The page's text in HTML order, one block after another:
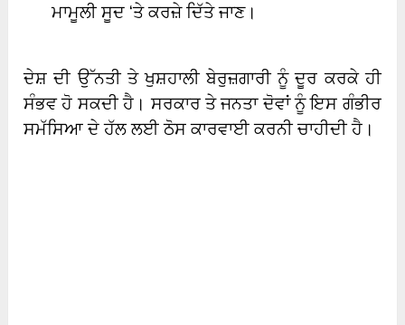
ਮਾਮੂਲੀ ਸੂਦ ‘ਤੇ ਕਰਜ਼ੇ ਦਿੱਤੇ ਜਾਣ।
ਦੇਸ਼ ਦੀ ਉੱਨਤੀ ਤੇ ਖੁਸ਼ਹਾਲੀ ਬੇਰੁਜ਼ਗਾਰੀ ਨੂੰ ਦੂਰ ਕਰਕੇ ਹੀ
ਸੰਭਵ ਹੋ ਸਕਦੀ ਹੈ। ਸਰਕਾਰ ਤੇ ਜਨਤਾ ਦੋਵਾਂ ਨੂੰ ਇਸ ਗੰਭੀਰ
ਸਮੱਸਿਆ ਦੇ ਹੱਲ ਲਈ ਠੋਸ ਕਾਰਵਾਈ ਕਰਨੀ ਚਾਹੀਦੀ ਹੈ।